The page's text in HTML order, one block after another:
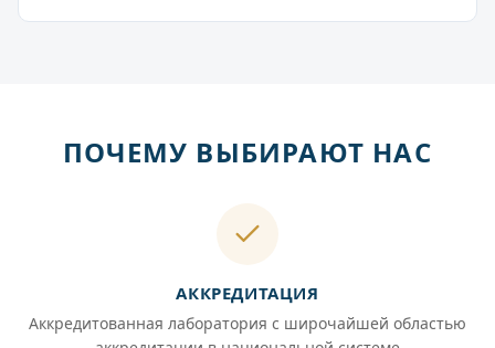
ПОЧЕМУ ВЫБИРАЮТ НАС
АККРЕДИТАЦИЯ
Аккредитованная лаборатория с широчайшей областью